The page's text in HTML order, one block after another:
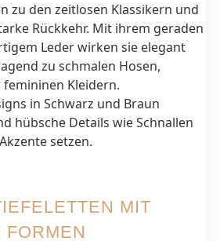
zu den zeitlosen Klassikern und
Rückkehr. Mit ihrem geraden
Leder wirken sie elegant
zu schmalen Hosen,
Kleidern.
in Schwarz und Braun
hübsche Details wie Schnallen
setzen.
MIT
FORMEN